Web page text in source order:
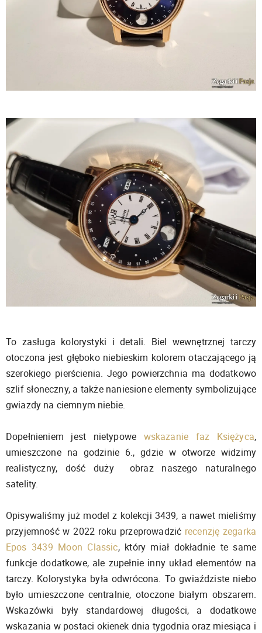
To zasługa kolorystyki i detali. Biel wewnętrznej tarczy
otoczona jest głęboko niebieskim kolorem otaczającego ją
szerokiego pierścienia. Jego powierzchnia ma dodatkowo
szlif słoneczny, a także naniesione elementy symbolizujące
gwiazdy na ciemnym niebie.
Dopełnieniem jest nietypowe wskazanie faz Księżyca,
umieszczone na godzinie 6., gdzie w otworze widzimy
realistyczny, dość duży obraz naszego naturalnego
satelity.
Opisywaliśmy już model z kolekcji 3439, a nawet mieliśmy
przyjemność w 2022 roku przeprowadzić recenzję zegarka
Epos 3439 Moon Classic, który miał dokładnie te same
funkcje dodatkowe, ale zupełnie inny układ elementów na
tarczy. Kolorystyka była odwrócona. To gwiaździste niebo
było umieszczone centralnie, otoczone białym obszarem.
Wskazówki były standardowej długości, a dodatkowe
wskazania w postaci okienek dnia tygodnia oraz miesiąca i